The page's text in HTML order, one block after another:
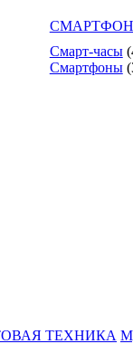
Смарт-часы
Смартфоны
ТЕХНИКА